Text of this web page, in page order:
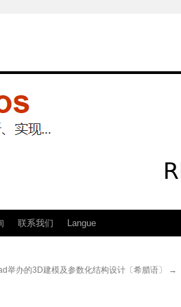
联系我们 Langue
举办的3D建模及参数化结构设计〔希腊语〕 →